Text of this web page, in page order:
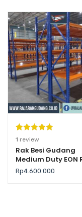
Peringkat
5.00dari 5
berdasarka
n
1
penilaian
1 review
Rak Besi Gudang
Medium Duty EON
Rp4.600.000